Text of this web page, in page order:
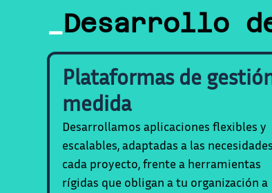
_Desarrollo
Plataformas de
medida
Desarrollamos aplicaciones flexibles y
escalables, adaptadas a las
cada proyecto, frente a herramientas
rígidas que obligan a tu organización a